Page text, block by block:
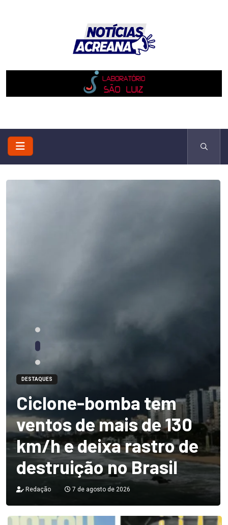
DESTAQUES
Ciclone-bomba tem
ventos de mais de 130
km/h e deixa rastro de
destruição no Brasil
Redação 7 de agosto de 2026